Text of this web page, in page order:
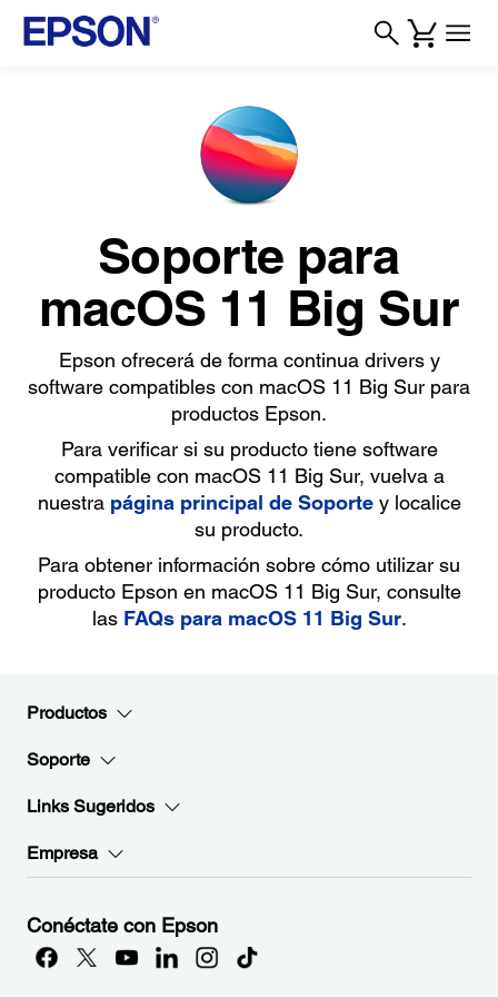
Soporte para
macOS 11 Big Sur
Epson ofrecerá de forma continua drivers y
software compatibles con macOS 11 Big Sur para
productos Epson.
Para verificar si su producto tiene software
compatible con macOS 11 Big Sur, vuelva a
nuestra página principal de Soportey localice
su producto.
Para obtener información sobre cómo utilizar su
producto Epson en macOS 11 Big Sur, consulte
las FAQs para macOS 11 Big Sur.
Productos
Soporte
Links Sugeridos
Empresa
Conéctate con Epson